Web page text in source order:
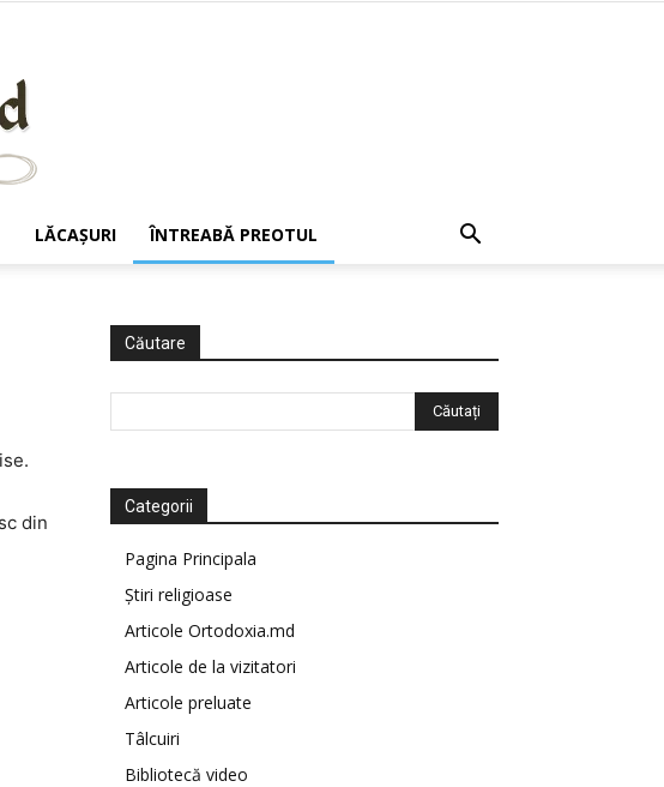
LĂCAŞURI ÎNTREABĂ PREOTUL
din
Căutare
Categorii
Pagina Principala
Știri religioase
Articole Ortodoxia.md
Articole de la vizitatori
Articole preluate
Tâlcuiri
Bibliotecă video